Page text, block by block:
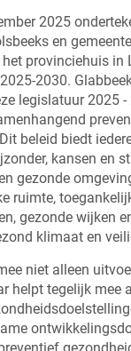
2025
en
provinciehuis in
2030.
legislatuur 2025 -
beleid biedt
kansen en
gezonde
ruimte,
gezonde wijken
klimaat en
niet alleen
helpt tegelijk mee